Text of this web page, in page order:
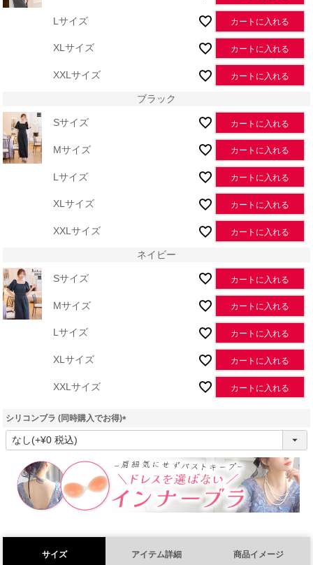
Lサイズ カートに入れる
XLサイズ カートに入れる
XXLサイズ カートに入れる
ブラック
Sサイズ カートに入れる
Mサイズ カートに入れる
Lサイズ カートに入れる
XLサイズ カートに入れる
XXLサイズ カートに入れる
ネイビー
Sサイズ カートに入れる
Mサイズ カートに入れる
Lサイズ カートに入れる
XLサイズ カートに入れる
XXLサイズ カートに入れる
シリコンブラ (同時購入でお得)
(
須
)
サイズ アイテム詳細 商品イメージ